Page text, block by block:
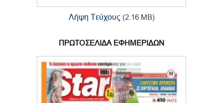
Λήψη Τεύχους (2.16 MB)
ΠΡΩΤΟΣΕΛΙΔΑ ΕΦΗΜΕΡΙΔΩΝ